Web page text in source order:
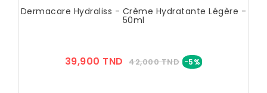
Dermacare Hydraliss - Crème Hydratante Légère -
50ml
39,900 TND Prix
42,000 TND -5%Prix